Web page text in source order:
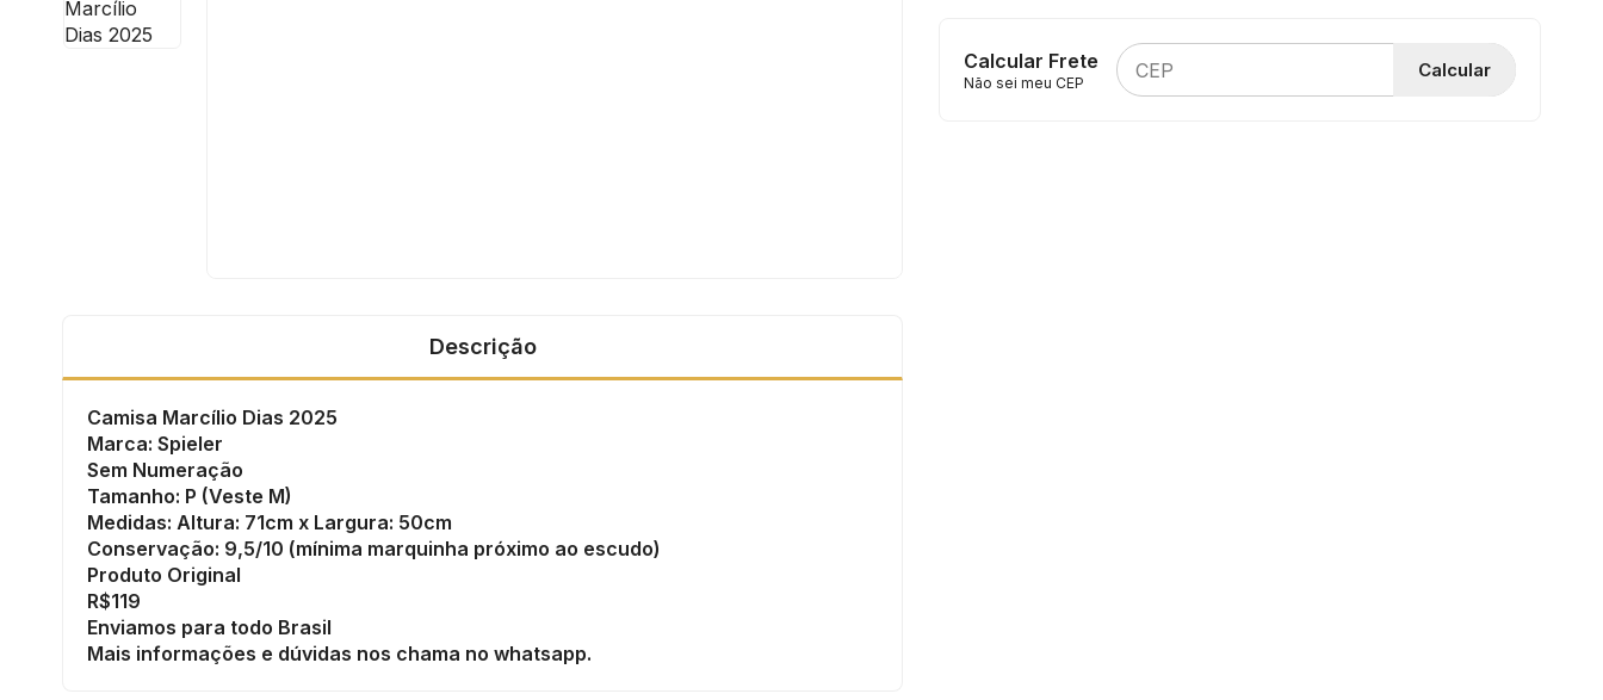
Descrição
Camisa Marcílio Dias 2025
Marca: Spieler
Sem Numeração
Tamanho: P (Veste M)
Medidas: Altura: 71cm x Largura: 50cm
Conservação: 9,5/10 (mínima marquinha próximo ao escudo)
Produto Original
R$119
Enviamos para todo Brasil
Mais informações e dúvidas nos chama no whatsapp.
Calcular Frete
Não sei meu CEP
Calcular